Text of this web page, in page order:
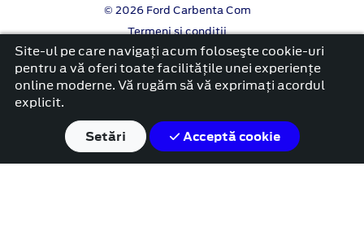
© 2026 Ford Carbenta Com
Termeni si conditii
Confidentialitate
Politica cookies
platformă dezvoltată de Workleto
Site-ul pe care navigați acum foloseşte cookie-uri
pentru a vă oferi toate facilitățile unei experiențe
online moderne. Vă rugăm să vă exprimați acordul
explicit.
Setări
Acceptă cookie